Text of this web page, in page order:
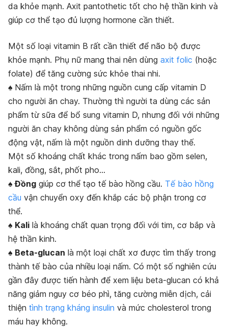
da khỏe mạnh. Axit pantothetic tốt cho hệ thần kinh và
giúp cơ thể tạo đủ lượng hormone cần thiết.
Một số loại vitamin B rất cần thiết để não bộ được
khỏe mạnh. Phụ nữ mang thai nên dùng axit folic (hoặc
folate) để tăng cường sức khỏe thai nhi.
♠ Nấm là một trong những nguồn cung cấp vitamin D
cho người ăn chay. Thường thì người ta dùng các sản
phẩm từ sữa để bổ sung vitamin D, nhưng đối với những
người ăn chay không dùng sản phẩm có nguồn gốc
động vật, nấm là một nguồn dinh dưỡng thay thế.
Một số khoáng chất khác trong nấm bao gồm selen,
kali, đồng, sắt, phốt pho…
♠ Đồng giúp cơ thể tạo tế bào hồng cầu. Tế bào hồng
cầu vận chuyển oxy đến khắp các bộ phận trong cơ
thể.
♠ Kali là khoáng chất quan trọng đối với tim, cơ bắp và
hệ thần kinh.
♠ Beta-glucan là một loại chất xơ được tìm thấy trong
thành tế bào của nhiều loại nấm. Có một số nghiên cứu
gần đây được tiến hành để xem liệu beta-glucan có khả
năng giảm nguy cơ béo phì, tăng cường miễn dịch, cải
thiện tình trạng kháng insulin và mức cholesterol trong
máu hay không.